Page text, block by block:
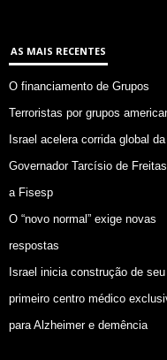
AS MAIS RECENTES
O financiamento de Grupos
Terroristas por grupos
Israel acelera corrida global
Governador Tarcísio de
a Fisesp
O “novo normal” exige novas
respostas
Israel inicia construção de seu
primeiro centro médico
para Alzheimer e demência